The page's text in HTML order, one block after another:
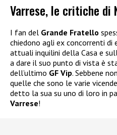
Varrese, le critiche di
I fan del Grande Fratello
chiedono agli ex concorrenti di
attuali inquilini della Casa e
a dare il suo punto di vista è
dell’ultimo GF Vip. Sebbene
quelle che sono le varie
detto la sua su uno di loro in
Varrese!